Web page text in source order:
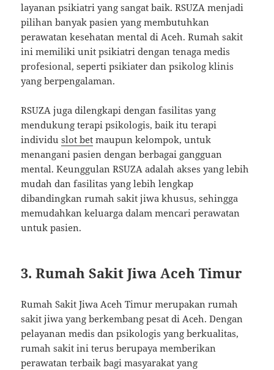
layanan psikiatri yang sangat baik. RSUZA menjadi
pilihan banyak pasien yang membutuhkan
perawatan kesehatan mental di Aceh. Rumah sakit
ini memiliki unit psikiatri dengan tenaga medis
profesional, seperti psikiater dan psikolog klinis
yang berpengalaman.
RSUZA juga dilengkapi dengan fasilitas yang
mendukung terapi psikologis, baik itu terapi
individuslot bet maupun kelompok, untuk
menangani pasien dengan berbagai gangguan
mental. Keunggulan RSUZA adalah akses yang lebih
mudah dan fasilitas yang lebih lengkap
dibandingkan rumah sakit jiwa khusus, sehingga
memudahkan keluarga dalam mencari perawatan
untuk pasien.
3.Rumah Sakit Jiwa Aceh Timur
Rumah Sakit Jiwa Aceh Timur merupakan rumah
sakit jiwa yang berkembang pesat di Aceh. Dengan
pelayanan medis dan psikologis yang berkualitas,
rumah sakit ini terus berupaya memberikan
perawatan terbaik bagi masyarakat yang